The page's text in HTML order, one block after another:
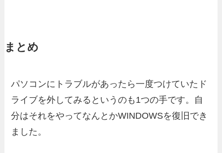
まとめ
パソコンにトラブルがあったら一度つけていたド
ライブを外してみるというのも1つの手です。自
分はそれをやってなんとかWINDOWSを復旧でき
ました。